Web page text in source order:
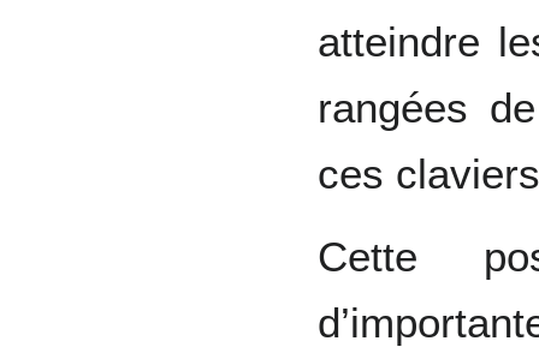
atteindre
rangées
ces
Cette